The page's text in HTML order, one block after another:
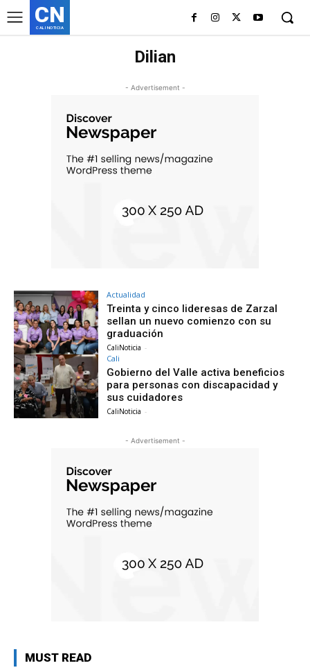
CN
CALI NOTICIA
Dilian
- Advertisement -
Actualidad
Treinta y cinco lideresas de Zarzal
sellan un nuevo comienzo con su
graduación
CaliNoticia -
Cali
Gobierno del Valle activa beneficios
para personas con discapacidad y
sus cuidadores
CaliNoticia -
- Advertisement -
MUST READ